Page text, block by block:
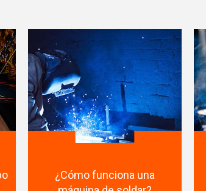
¿Cómo funciona una